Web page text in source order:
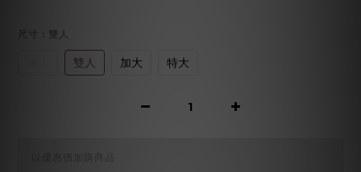
雙人 加大 特大